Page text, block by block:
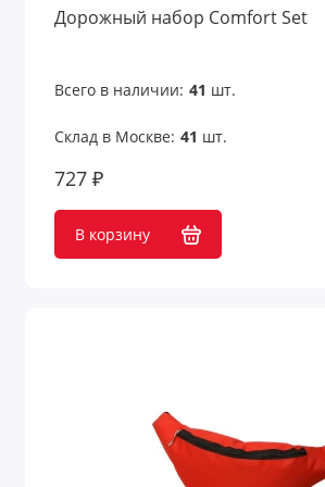
Офисные наборы
Письменные наборы
Пляжные наборы
Подарочные наборы
Подарочные наборы для дома
Подарочные наборы для женщин
Дорожный набор Comfort Set
Всего в наличии: 41 шт.
Склад в Москве: 41 шт.
727 ₽
В корзину